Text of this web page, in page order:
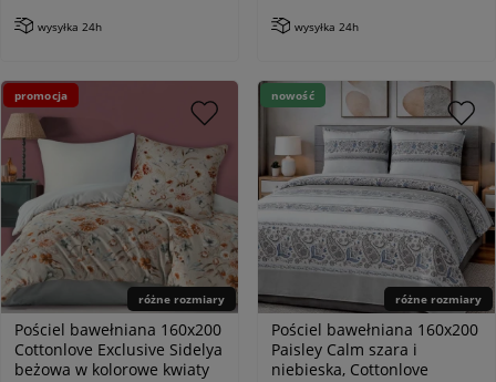
wysyłka 24h wysyłka 24h
różne rozmiary
Pościel bawełniana 160x200
Cottonlove Exclusive Sidelya
beżowa w kolorowe kwiaty
promocja
różne rozmiary
Pościel bawełniana 160x200
Paisley Calm szara i
niebieska, Cottonlove
nowość